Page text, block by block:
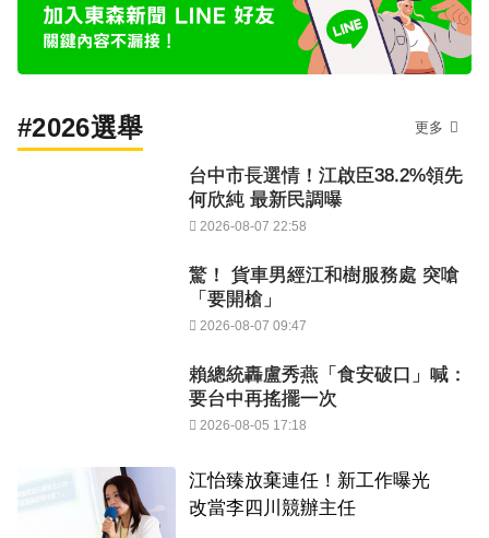
#2026選舉 更多
台中市長選情！江啟臣38.2%領先
何欣純 最新民調曝
2026-08-07 22:58
驚！ 貨車男經江和樹服務處 突嗆
「要開槍」
2026-08-07 09:47
賴總統轟盧秀燕「食安破口」喊：
要台中再搖擺一次
2026-08-05 17:18
江怡臻放棄連任！新工作曝光
改當李四川競辦主任